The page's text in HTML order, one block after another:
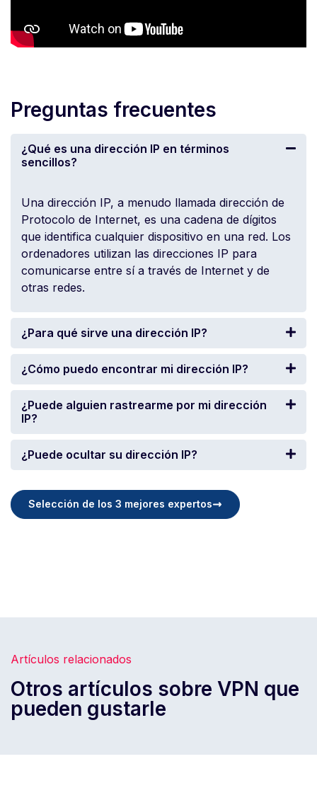
Preguntas frecuentes
¿Qué es una dirección IP en términos
sencillos?
Una dirección IP, a menudo llamada dirección de
Protocolo de Internet, es una cadena de dígitos
que identifica cualquier dispositivo en una red. Los
ordenadores utilizan las direcciones IP para
comunicarse entre sí a través de Internet y de
otras redes.
¿Para qué sirve una dirección IP?
¿Cómo puedo encontrar mi dirección IP?
¿Puede alguien rastrearme por mi dirección
IP?
¿Puede ocultar su dirección IP?
Selección de los 3 mejores expertos
Artículos relacionados
Otros artículos sobre VPN que
pueden gustarle